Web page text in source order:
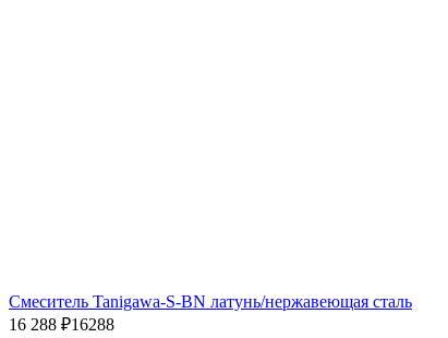
Смеситель Tanigawa-S-BN латунь/нержавеющая сталь
16 288 ₽16288